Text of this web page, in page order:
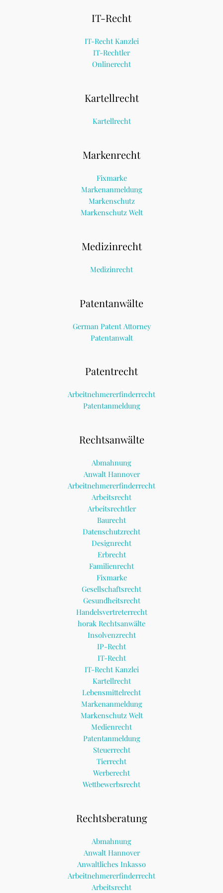
IT-Recht
IT-Recht Kanzlei
IT-Rechtler
Onlinerecht
Kartellrecht
Kartellrecht
Markenrecht
Fixmarke
Markenanmeldung
Markenschutz
Markenschutz Welt
Medizinrecht
Medizinrecht
Patentanwälte
German Patent Attorney
Patentanwalt
Patentrecht
Arbeitnehmererfinderrecht
Patentanmeldung
Rechtsanwälte
Abmahnung
Anwalt Hannover
Arbeitnehmererfinderrecht
Arbeitsrecht
Arbeitsrechtler
Baurecht
Datenschutzrecht
Designrecht
Erbrecht
Familienrecht
Fixmarke
Gesellschaftsrecht
Gesundheitsrecht
Handelsvertreterrecht
horak Rechtsanwälte
Insolvenzrecht
IP-Recht
IT-Recht
IT-Recht Kanzlei
Kartellrecht
Lebensmittelrecht
Markenanmeldung
Markenschutz Welt
Medienrecht
Patentanmeldung
Steuerrecht
Tierrecht
Werberecht
Wettbewerbsrecht
Rechtsberatung
Abmahnung
Anwalt Hannover
Anwaltliches Inkasso
Arbeitnehmererfinderrecht
Arbeitsrecht